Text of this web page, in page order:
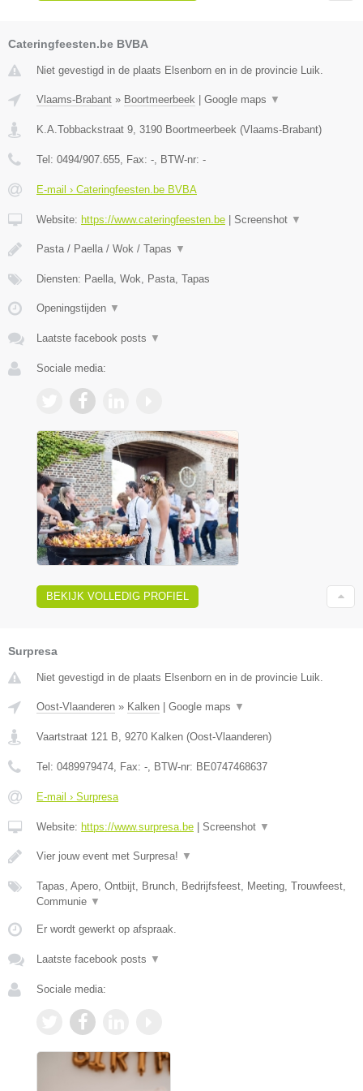
Cateringfeesten.be BVBA
Niet gevestigd in de plaats Elsenborn en in de provincie Luik.
Vlaams-Brabant » Boortmeerbeek Google maps ▼
K.A.Tobbackstraat 9 3190 Boortmeerbeek (Vlaams-Brabant)
Tel: 0494/907.655 , Fax: - , BTW-nr: -
E-mail › Cateringfeesten.be BVBA
Website: https://www.cateringfeesten.be Screenshot ▼
Pasta / Paella / Wok / Tapas ▼
Diensten: Paella, Wok, Pasta, Tapas
Openingstijden ▼
Laatste facebook posts ▼
Sociale media:
BEKIJK VOLLEDIG PROFIEL
Surpresa
Niet gevestigd in de plaats Elsenborn en in de provincie Luik.
Oost-Vlaanderen » Kalken | Google maps ▼
Vaartstraat 121 B 9270 Kalken (Oost-Vlaanderen)
Tel: 0489979474 , Fax: - , BTW-nr: BE0747468637
E-mail › Surpresa
Website: https://www.surpresa.be | Screenshot ▼
Vier jouw event met Surpresa! ▼
Tapas, Apero, Ontbijt, Brunch, Bedrijfsfeest, Meeting, Trouwfeest,
Communie ▼
Er wordt gewerkt op afspraak.
Laatste facebook posts ▼
Sociale media: